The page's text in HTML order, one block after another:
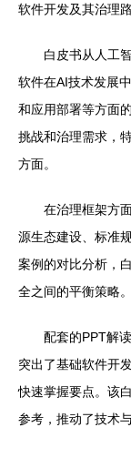
软件开发及其治理
白皮书从人工
软件在AI技术发展
和应用部署等方面
挑战和治理需求，
方面。
在治理框架方
源生态建设、标准
案例的对比分析，
全之间的平衡策略。
配套的PPT解
突出了基础软件开
快速掌握要点。该
参考，推动了技术